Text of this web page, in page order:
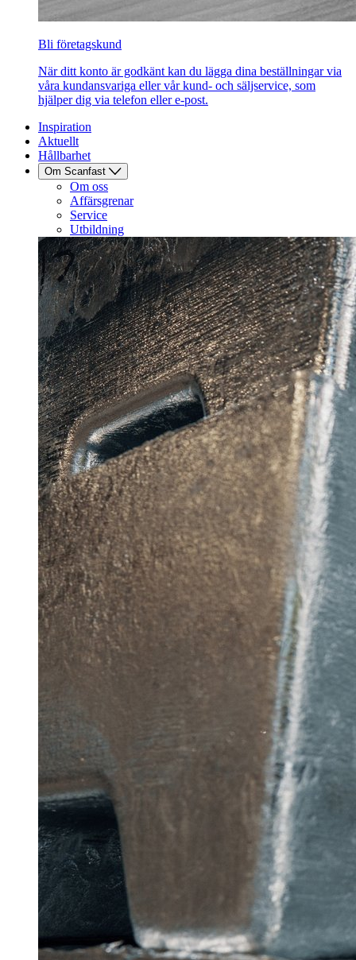
Bli företagskund
När ditt konto är godkänt kan du lägga dina beställningar via
våra kundansvariga eller vår kund- och säljservice, som
hjälper dig via telefon eller e-post.
Inspiration
Aktuellt
Hållbarhet
Om Scanfast
Om oss
Affärsgrenar
Service
Utbildning